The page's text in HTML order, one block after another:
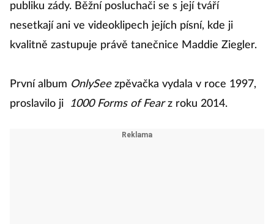
publiku zády. Běžní posluchači se s její tváří
nesetkají ani ve videoklipech jejích písní, kde ji
kvalitně zastupuje právě tanečnice Maddie Ziegler.
První album OnlySeezpěvačka vydala v roce 1997,
proslavilo ji
1000 Forms of Fearz roku 2014.